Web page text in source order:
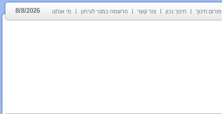
פורום חינוך חינוך נכון צור קשר הרשמה כמנוי לעיתון מי אנחנו 8/8/2026